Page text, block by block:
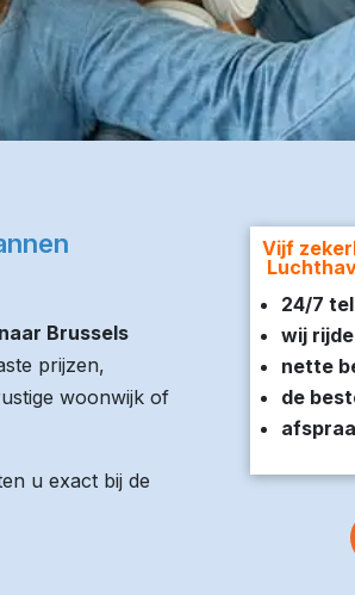
Brussels
prijzen,
woonwijk of
u exact bij de
Vijf
24/7
wij
nette
de